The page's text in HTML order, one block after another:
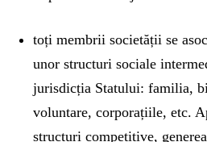
toți membrii societății se
unor structuri sociale
jurisdicția Statului: familia,
voluntare, corporațiile, etc.
structuri competitive,